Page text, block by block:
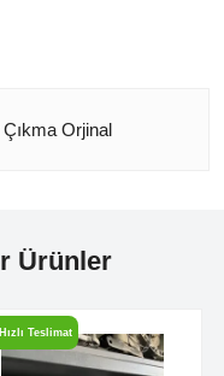
Orjinal
Ürünler
Hızlı Teslimat